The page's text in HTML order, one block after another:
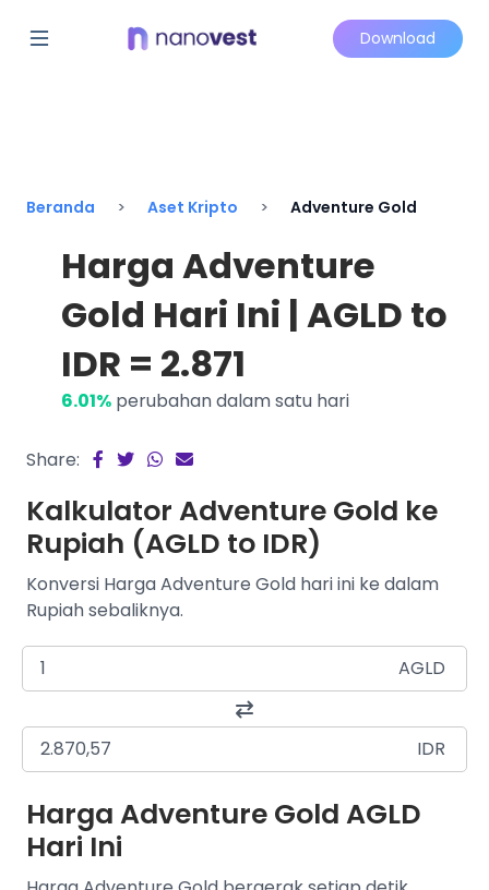
Download
Beranda Aset Kripto Adventure Gold
Harga Adventure
Gold Hari Ini | AGLD to
IDR = 2.871
6.01%perubahan dalam satu hari
Share:
Kalkulator Adventure Gold ke
Rupiah (AGLD to IDR)
Konversi Harga Adventure Gold hari ini ke dalam
Rupiah sebaliknya.
AGLD
IDR
Harga Adventure Gold AGLD
Hari Ini